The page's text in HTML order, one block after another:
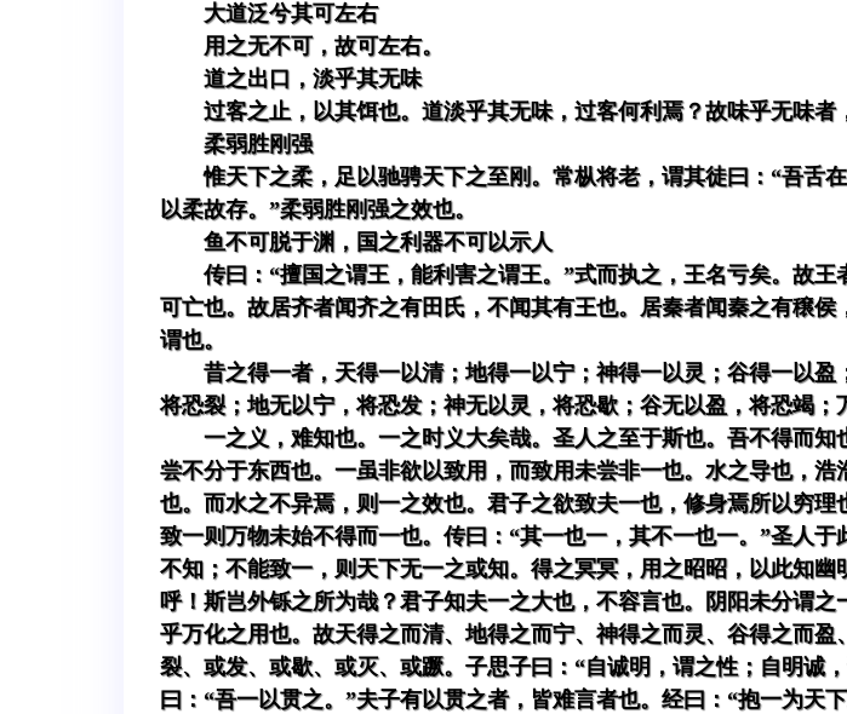
大道泛兮其可左右
用之无不可，故可左右。
道之出口，淡乎其无味
过客之止，以其饵也。道淡乎其无味，过客何利焉？故味乎无味者
柔弱胜刚强
惟天下之柔，足以驰骋天下之至刚。常枞将老，谓其徒曰：“吾舌
以柔故存。”柔弱胜刚强之效也。
鱼不可脱于渊，国之利器不可以示人
传曰：“擅国之谓王，能利害之谓王。”式而执之，王名亏矣。故
可亡也。故居齐者闻齐之有田氏，不闻其有王也。居秦者闻秦之有穣
谓也。
昔之得一者，天得一以清；地得一以宁；神得一以灵；谷得一以
将恐裂；地无以宁，将恐发；神无以灵，将恐歇；谷无以盈，将恐竭；
一之义，难知也。一之时义大矣哉。圣人之至于斯也。吾不得而
尝不分于东西也。一虽非欲以致用，而致用未尝非一也。水之导也，
也。而水之不异焉，则一之效也。君子之欲致夫一也，修身焉所以穷
致一则万物未始不得而一也。传曰：“其一也一，其不一也一。”圣人
不知；不能致一，则天下无一之或知。得之冥冥，用之昭昭，以此知
呼！斯岂外铄之所为哉？君子知夫一之大也，不容言也。阴阳未分谓
乎万化之用也。故天得之而清、地得之而宁、神得之而灵、谷得之而
裂、或发、或歇、或灭、或蹶。子思子曰：“自诚明，谓之性；自明诚
曰：“吾一以贯之。”夫子有以贯之者，皆难言者也。经曰：“抱一为天